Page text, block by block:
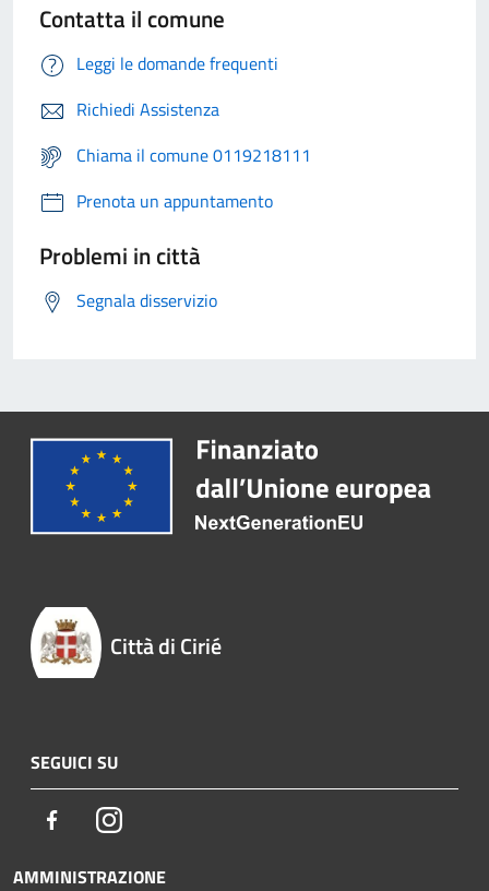
Contatta il comune
Leggi le domande frequenti
Richiedi Assistenza
Chiama il comune 0119218111
Prenota un appuntamento
Problemi in città
Segnala disservizio
Città di Cirié
SEGUICI SU
FacebookInstagram
AMMINISTRAZIONE